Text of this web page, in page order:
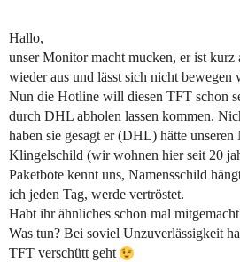
Hallo,
unser Monitor macht mucken, er ist kurz
wieder aus und lässt sich nicht bewegen
Nun die Hotline will diesen TFT schon
durch DHL abholen lassen kommen.
haben sie gesagt er (DHL) hätte
Klingelschild (wir wohnen hier seit 20
Paketbote kennt uns, Namensschild
ich jeden Tag, werde vertröstet.
Habt ihr ähnliches schon mal
Was tun? Bei soviel Unzuverlässigkeit
TFT verschütt geht